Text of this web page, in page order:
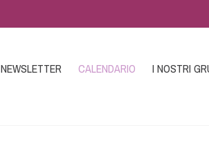
NEWSLETTER CALENDARIO I NOSTRI